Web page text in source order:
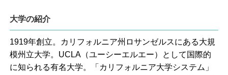
大学の紹介
1919年創立。カリフォルニア州ロサンゼルスにある大規
模州立大学。UCLA（ユーシーエルエー）として国際的
に知られる有名大学。「カリフォルニア大学システム」